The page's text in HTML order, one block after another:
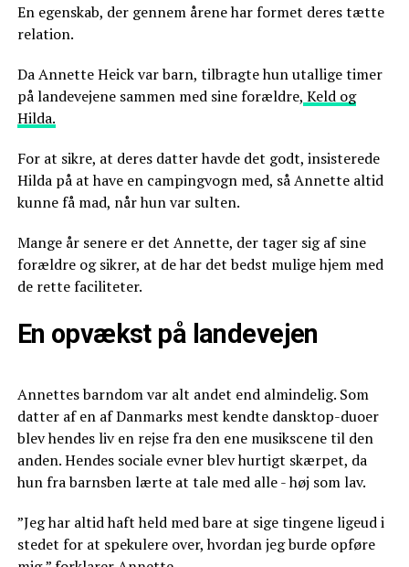
En egenskab, der gennem årene har formet deres tætte
relation.
Da Annette Heick var barn, tilbragte hun utallige timer
på landevejene sammen med sine forældre, Keld og
Hilda.
For at sikre, at deres datter havde det godt, insisterede
Hilda på at have en campingvogn med, så Annette altid
kunne få mad, når hun var sulten.
Mange år senere er det Annette, der tager sig af sine
forældre og sikrer, at de har det bedst mulige hjem med
de rette faciliteter.
En opvækst på landevejen
Annettes barndom var alt andet end almindelig. Som
datter af en af Danmarks mest kendte dansktop-duoer
blev hendes liv en rejse fra den ene musikscene til den
anden. Hendes sociale evner blev hurtigt skærpet, da
hun fra barnsben lærte at tale med alle - høj som lav.
”Jeg har altid haft held med bare at sige tingene ligeud i
stedet for at spekulere over, hvordan jeg burde opføre